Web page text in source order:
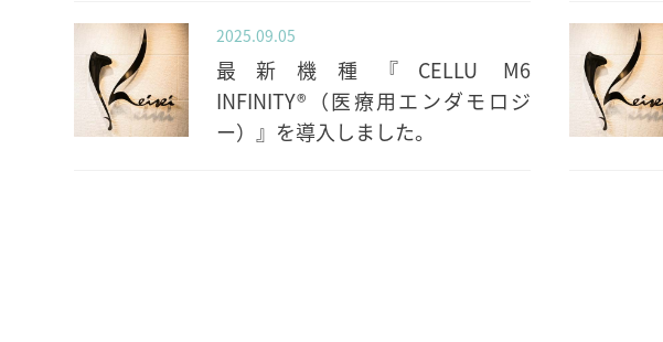
2025.09.05
最新機種『CELLU M6
INFINITY®（医療用エンダモロジ
ー）』を導入しました。